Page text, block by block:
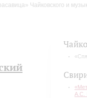
Чайковского и
А.С.